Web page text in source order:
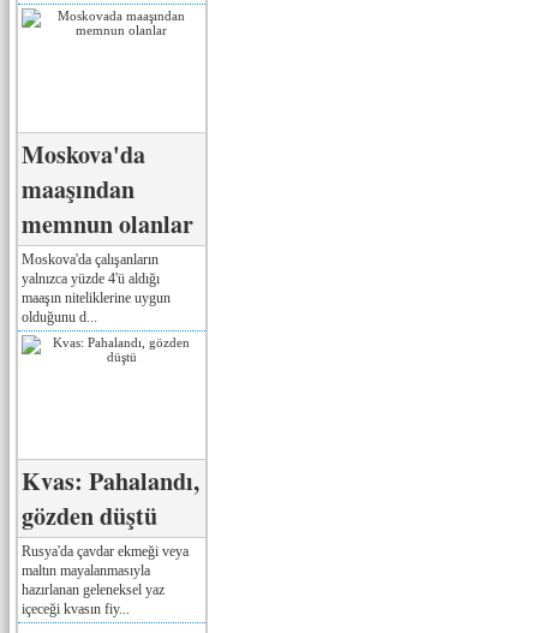
Moskova'da
maaşından
memnun olanlar
Moskova'da çalışanların
yalnızca yüzde 4'ü aldığı
maaşın niteliklerine uygun
olduğunu d...
Kvas: Pahalandı,
gözden düştü
Rusya'da çavdar ekmeği veya
maltın mayalanmasıyla
hazırlanan geleneksel yaz
içeceği kvasın fiy...